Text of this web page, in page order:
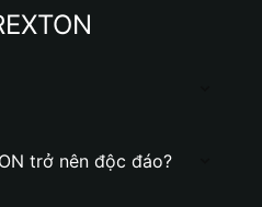
trở nên độc đáo?